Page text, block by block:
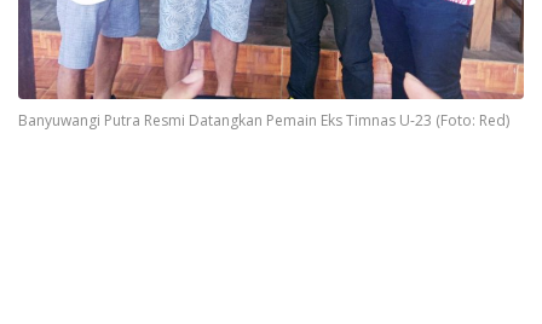
Banyuwangi Putra Resmi Datangkan Pemain Eks Timnas U-23 (Foto: Red)